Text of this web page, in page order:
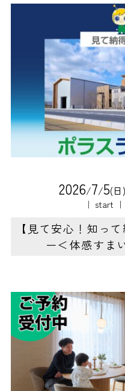
2026/7/5(日
｜ start
【見て安心！知っ
ー＜体感すま